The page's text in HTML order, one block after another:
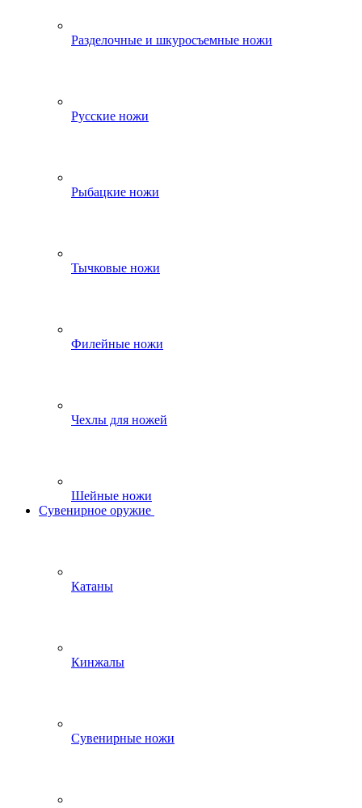
Разделочные и шкуросъемные ножи
Русские ножи
Рыбацкие ножи
Тычковые ножи
Филейные ножи
Чехлы для ножей
Шейные ножи
Сувенирное оружие
Катаны
Кинжалы
Сувенирные ножи